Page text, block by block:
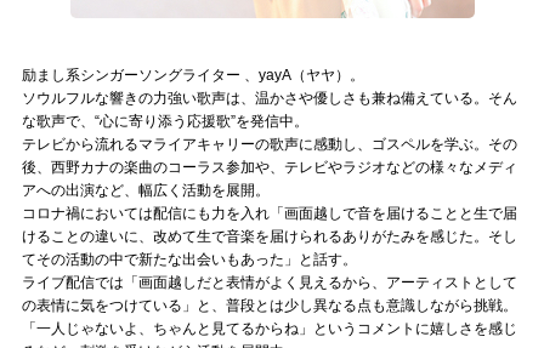
励まし系シンガーソングライター 、yayA（ヤヤ）。
ソウルフルな響きの力強い歌声は、温かさや優しさも兼ね備えている。そん
な歌声で、“心に寄り添う応援歌”を発信中。
テレビから流れるマライアキャリーの歌声に感動し、ゴスペルを学ぶ。その
後、西野カナの楽曲のコーラス参加や、テレビやラジオなどの様々なメディ
アへの出演など、幅広く活動を展開。
コロナ禍においては配信にも力を入れ「画面越しで音を届けることと生で届
けることの違いに、改めて生で音楽を届けられるありがたみを感じた。そし
てその活動の中で新たな出会いもあった」と話す。
ライブ配信では「画面越しだと表情がよく見えるから、アーティストとして
の表情に気をつけている」と、普段とは少し異なる点も意識しながら挑戦。
「一人じゃないよ、ちゃんと見てるからね」というコメントに嬉しさを感じ